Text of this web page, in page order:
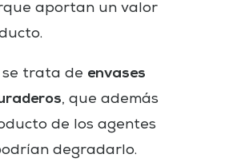
aportan un valor
se trata de envases
, que además
de los agentes
degradarlo.